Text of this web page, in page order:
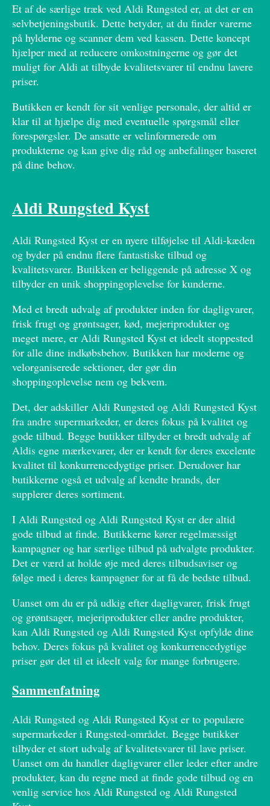
Et af de særlige træk ved Aldi Rungsted er, at det er en
selvbetjeningsbutik. Dette betyder, at du finder varerne
på hylderne og scanner dem ved kassen. Dette koncept
hjælper med at reducere omkostningerne og gør det
muligt for Aldi at tilbyde kvalitetsvarer til endnu lavere
priser.
Butikken er kendt for sit venlige personale, der altid er
klar til at hjælpe dig med eventuelle spørgsmål eller
forespørgsler. De ansatte er velinformerede om
produkterne og kan give dig råd og anbefalinger baseret
på dine behov.
Aldi Rungsted Kyst
Aldi Rungsted Kyst er en nyere tilføjelse til Aldi-kæden
og byder på endnu flere fantastiske tilbud og
kvalitetsvarer. Butikken er beliggende på adresse X og
tilbyder en unik shoppingoplevelse for kunderne.
Med et bredt udvalg af produkter inden for dagligvarer,
frisk frugt og grøntsager, kød, mejeriprodukter og
meget mere, er Aldi Rungsted Kyst et ideelt stoppested
for alle dine indkøbsbehov. Butikken har moderne og
velorganiserede sektioner, der gør din
shoppingoplevelse nem og bekvem.
Det, der adskiller Aldi Rungsted og Aldi Rungsted Kyst
fra andre supermarkeder, er deres fokus på kvalitet og
gode tilbud. Begge butikker tilbyder et bredt udvalg af
Aldis egne mærkevarer, der er kendt for deres excelente
kvalitet til konkurrencedygtige priser. Derudover har
butikkerne også et udvalg af kendte brands, der
supplerer deres sortiment.
I Aldi Rungsted og Aldi Rungsted Kyst er der altid
gode tilbud at finde. Butikkerne kører regelmæssigt
kampagner og har særlige tilbud på udvalgte produkter.
Det er værd at holde øje med deres tilbudsaviser og
følge med i deres kampagner for at få de bedste tilbud.
Uanset om du er på udkig efter dagligvarer, frisk frugt
og grøntsager, mejeriprodukter eller andre produkter,
kan Aldi Rungsted og Aldi Rungsted Kyst opfylde dine
behov. Deres fokus på kvalitet og konkurrencedygtige
priser gør det til et ideelt valg for mange forbrugere.
Sammenfatning
Aldi Rungsted og Aldi Rungsted Kyst er to populære
supermarkeder i Rungsted-området. Begge butikker
tilbyder et stort udvalg af kvalitetsvarer til lave priser.
Uanset om du handler dagligvarer eller leder efter andre
produkter, kan du regne med at finde gode tilbud og en
venlig service hos Aldi Rungsted og Aldi Rungsted